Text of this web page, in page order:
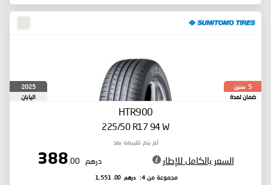
5 سنين
ضمان لمدة
2025
اليابان
HTR900
225/50 R17 94 W
لم يتم تقييمه بعد
السعر بالكامل للإطار درهم 388
.00
مجموعة من 4: درهم 1,551
.00